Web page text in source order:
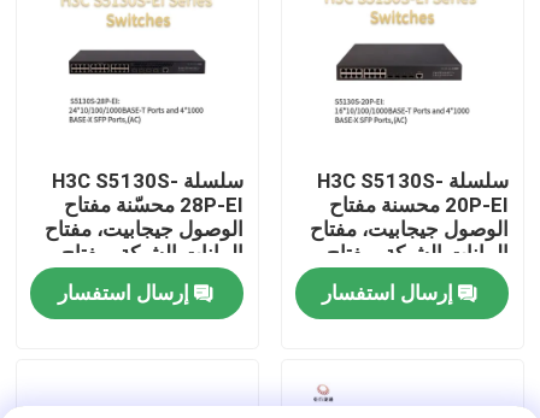
مراقبة الجودة
أخبار
حالات
خادم تخزين الرف
سلسلة H3C S5130S-
20P-EI محسنة مفتاح
الوصول جيجابيت، مفتاح
البيانات الشبكة، مفتاح
الشبكة الذكية
إرسال استفسار
سلسلة H3C S5130S-
28P-EI محسّنة مفتاح
الوصول جيجابيت، مفتاح
البيانات الشبكة، مفتاح
الشبكة الذكية
إرسال استفسار